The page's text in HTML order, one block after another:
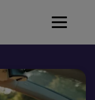
Toggle